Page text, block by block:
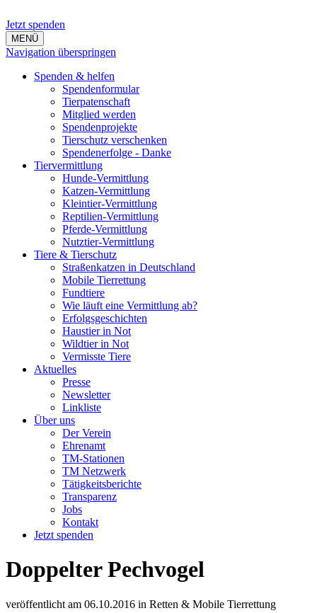
Jetzt spenden
MENÜ
Navigation überspringen
Spenden & helfen
Spendenformular
Tierpatenschaft
Mitglied werden
Spendenprojekte
Tierschutz verschenken
Spendenerfolge - Danke
Tiervermittlung
Hunde-Vermittlung
Katzen-Vermittlung
Kleintier-Vermittlung
Reptilien-Vermittlung
Pferde-Vermittlung
Nutztier-Vermittlung
Tiere & Tierschutz
Straßenkatzen in Deutschland
Mobile Tierrettung
Fundtiere
Wie läuft eine Vermittlung ab?
Erfolgsgeschichten
Haustier in Not
Wildtier in Not
Vermisste Tiere
Aktuelles
Presse
Newsletter
Linkliste
Über uns
Der Verein
Ehrenamt
TM-Stationen
TM Netzwerk
Tätigkeitsberichte
Transparenz
Jobs
Kontakt
Jetzt spenden
Doppelter Pechvogel
veröffentlicht am 06.10.2016 in Retten & Mobile Tierrettung